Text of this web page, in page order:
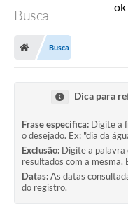
Legislação
Transparência
Diário Oficial
Conselhos
Busca
Busca
Dica para
Frase específica: Digite a
o desejado. Ex: "dia da
Exclusão: Digite a palavra
resultados com a mesma.
Datas:As datas
do registro.